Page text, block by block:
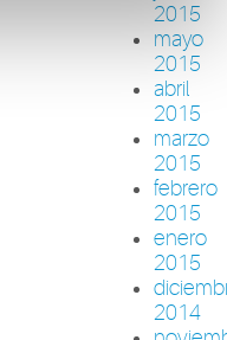
2015
mayo
2015
abril
2015
marzo
2015
febrero
2015
enero
2015
2014